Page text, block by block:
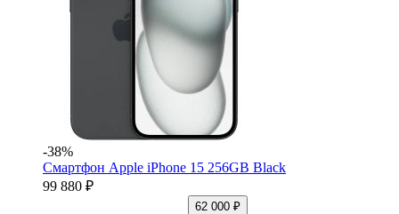
-38%
Смартфон Apple iPhone 15 256GB Black
99 880 ₽
62 000 ₽